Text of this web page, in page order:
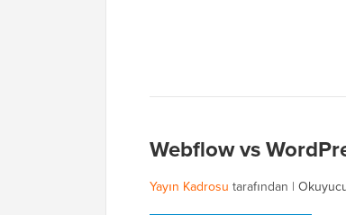
Webflow vs
Yayın Kadrosu tarafından |